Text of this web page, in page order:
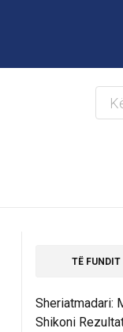
TË FUNDIT
Sheriatmadari:
Shikoni